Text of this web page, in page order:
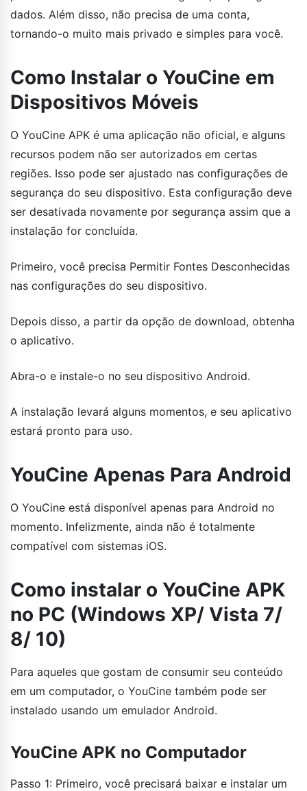
dados. Além disso, não precisa de uma conta,
tornando-o muito mais privado e simples para você.
Como Instalar o YouCine em
Dispositivos Móveis
O YouCine APK é uma aplicação não oficial, e alguns
recursos podem não ser autorizados em certas
regiões. Isso pode ser ajustado nas configurações de
segurança do seu dispositivo. Esta configuração deve
ser desativada novamente por segurança assim que a
instalação for concluída.
Primeiro, você precisa Permitir Fontes Desconhecidas
nas configurações do seu dispositivo.
Depois disso, a partir da opção de download, obtenha
o aplicativo.
Abra-o e instale-o no seu dispositivo Android.
A instalação levará alguns momentos, e seu aplicativo
estará pronto para uso.
YouCine Apenas Para Android
O YouCine está disponível apenas para Android no
momento. Infelizmente, ainda não é totalmente
compatível com sistemas iOS.
Como instalar o YouCine APK
no PC (Windows XP/ Vista 7/
8/ 10)
Para aqueles que gostam de consumir seu conteúdo
em um computador, o YouCine também pode ser
instalado usando um emulador Android.
YouCine APK no Computador
Passo 1: Primeiro, você precisará baixar e instalar um